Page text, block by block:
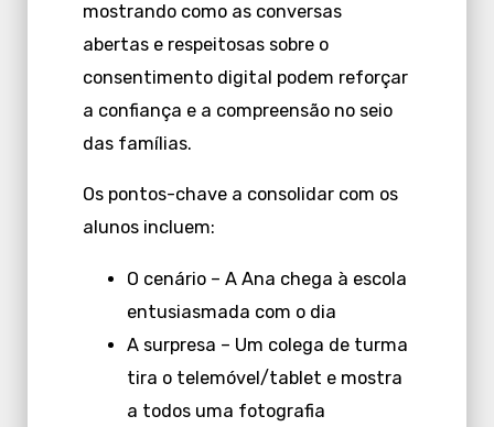
mostrando como as conversas
abertas e respeitosas sobre o
consentimento digital podem reforçar
a confiança e a compreensão no seio
das famílias.
Os pontos-chave a consolidar com os
alunos incluem:
O cenário – A Ana chega à escola
entusiasmada com o dia
A surpresa – Um colega de turma
tira o telemóvel/tablet e mostra
a todos uma fotografia